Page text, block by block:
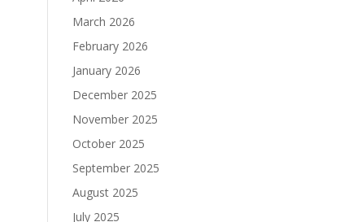
March 2026
February 2026
January 2026
December 2025
November 2025
October 2025
September 2025
August 2025
July 2025